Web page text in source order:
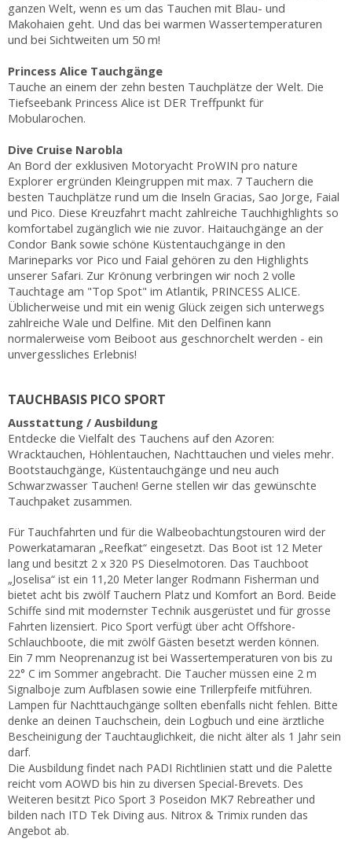
ganzen Welt, wenn es um das Tauchen mit Blau- und
Makohaien geht. Und das bei warmen Wassertemperaturen
und bei Sichtweiten um 50 m!
Princess Alice Tauchgänge
Tauche an einem der zehn besten Tauchplätze der Welt. Die
Tiefseebank Princess Alice ist DER Treffpunkt für
Mobularochen.
Dive Cruise Narobla
An Bord der exklusiven Motoryacht ProWIN pro nature
Explorer ergründen Kleingruppen mit max. 7 Tauchern die
besten Tauchplätze rund um die Inseln Gracias, Sao Jorge, Faial
und Pico. Diese Kreuzfahrt macht zahlreiche Tauchhighlights so
komfortabel zugänglich wie nie zuvor. Haitauchgänge an der
Condor Bank sowie schöne Küstentauchgänge in den
Marineparks vor Pico und Faial gehören zu den Highlights
unserer Safari. Zur Krönung verbringen wir noch 2 volle
Tauchtage am "Top Spot" im Atlantik, PRINCESS ALICE.
Üblicherweise und mit ein wenig Glück zeigen sich unterwegs
zahlreiche Wale und Delfine. Mit den Delfinen kann
normalerweise vom Beiboot aus geschnorchelt werden - ein
unvergessliches Erlebnis!
TAUCHBASIS PICO SPORT
Ausstattung / Ausbildung
Entdecke die Vielfalt des Tauchens auf den Azoren:
Wracktauchen, Höhlentauchen, Nachttauchen und vieles mehr.
Bootstauchgänge, Küstentauchgänge und neu auch
Schwarzwasser Tauchen! Gerne stellen wir das gewünschte
Tauchpaket zusammen.
Für Tauchfahrten und für die Walbeobachtungstouren wird der
Powerkatamaran „Reefkat“ eingesetzt. Das Boot ist 12 Meter
lang und besitzt 2 x 320 PS Dieselmotoren. Das Tauchboot
„Joselisa“ ist ein 11,20 Meter langer Rodmann Fisherman und
bietet acht bis zwölf Tauchern Platz und Komfort an Bord. Beide
Schiffe sind mit modernster Technik ausgerüstet und für grosse
Fahrten lizensiert. Pico Sport verfügt über acht Offshore-
Schlauchboote, die mit zwölf Gästen besetzt werden können.
Ein 7 mm Neoprenanzug ist bei Wassertemperaturen von bis zu
22° C im Sommer angebracht. Die Taucher müssen eine 2 m
Signalboje zum Aufblasen sowie eine Trillerpfeife mitführen.
Lampen für Nachttauchgänge sollten ebenfalls nicht fehlen. Bitte
denke an deinen Tauchschein, dein Logbuch und eine ärztliche
Bescheinigung der Tauchtauglichkeit, die nicht älter als 1 Jahr sein
darf.
Die Ausbildung findet nach PADI Richtlinien statt und die Palette
reicht vom AOWD bis hin zu diversen Special-Brevets. Des
Weiteren besitzt Pico Sport 3 Poseidon MK7 Rebreather und
bilden nach ITD Tek Diving aus. Nitrox & Trimix runden das
Angebot ab.